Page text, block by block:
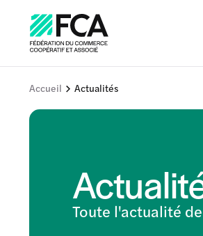
Accueil Actualités
Toute l'actualité